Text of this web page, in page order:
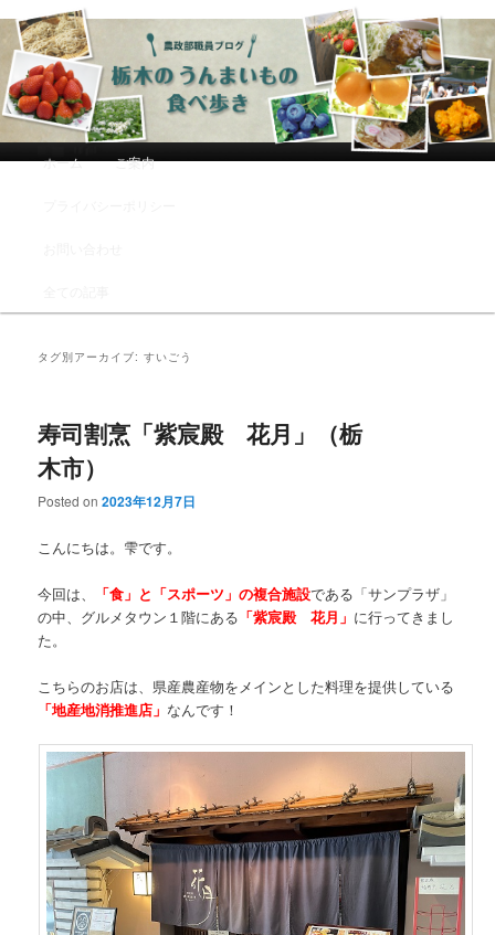
農政部職員ブログ「栃木のうんまい
もの食べ歩き」
メインコンテンツへ移動
サブコンテンツへ移動
ホーム ご案内
タグ別アーカイブ:すいごう
寿司割烹「紫宸殿 花月」（栃
木市）
Posted on2023年12月7日
こんにちは。雫です。
今回は、 「食」と「スポーツ」の複合施設である「サンプラザ」
の中、グルメタウン１階にある 「紫宸殿 花月」 に行ってきまし
た。
こちらのお店は、県産農産物をメインとした料理を提供している
「地産地消推進店」 なんです！